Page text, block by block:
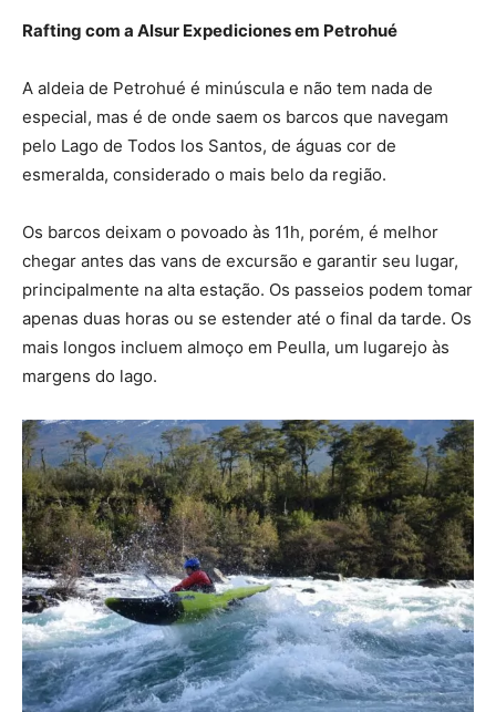
Rafting com a Alsur Expediciones em Petrohué
A aldeia de Petrohué é minúscula e não tem nada de
especial, mas é de onde saem os barcos que navegam
pelo Lago de Todos los Santos, de águas cor de
esmeralda, considerado o mais belo da região.
Os barcos deixam o povoado às 11h, porém, é melhor
chegar antes das vans de excursão e garantir seu lugar,
principalmente na alta estação. Os passeios podem tomar
apenas duas horas ou se estender até o final da tarde. Os
mais longos incluem almoço em Peulla, um lugarejo às
margens do lago.